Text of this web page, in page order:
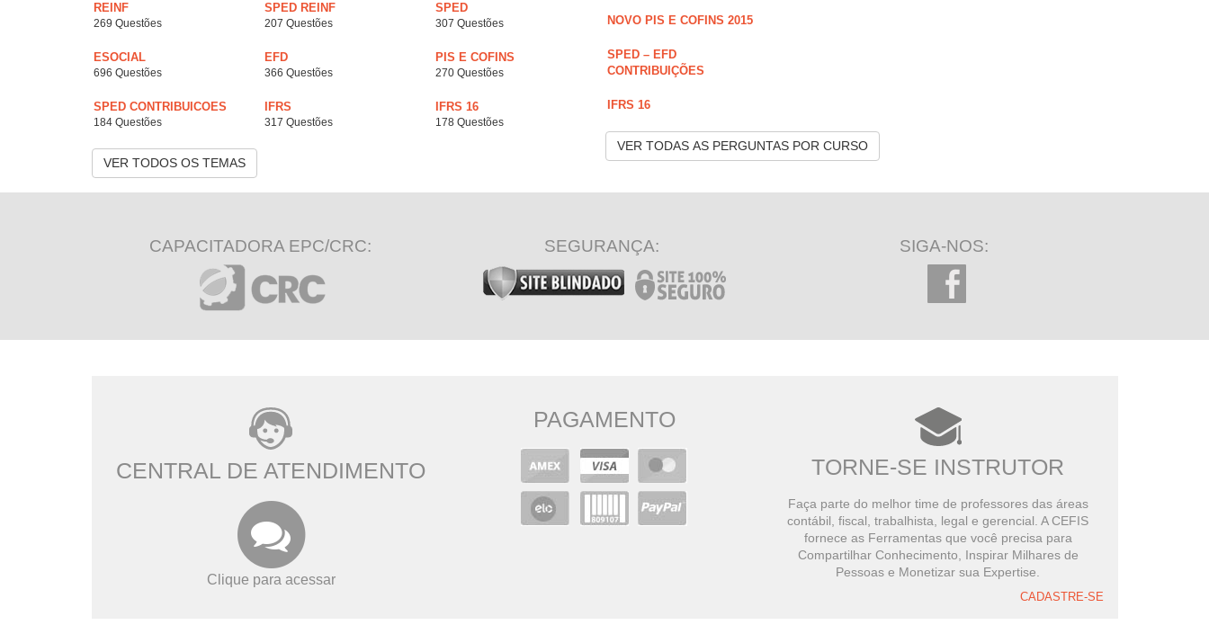
REINF
269 Questões
SPED REINF
207 Questões
SPED
307 Questões
ESOCIAL
696 Questões
EFD
366 Questões
PIS E COFINS
270 Questões
SPED CONTRIBUICOES
184 Questões
IFRS
317 Questões
IFRS 16
178 Questões
VER TODOS OS TEMAS
NOVO PIS E COFINS 2015
SPED – EFD
CONTRIBUIÇÕES
IFRS 16
VER TODAS AS PERGUNTAS POR CURSO
CAPACITADORA EPC/CRC: SEGURANÇA: SIGA-NOS:
CENTRAL DE ATENDIMENTO
Clique para acessar
PAGAMENTO
TORNE-SE INSTRUTOR
Faça parte do melhor time de professores das áreas
contábil, fiscal, trabalhista, legal e gerencial. A CEFIS
fornece as Ferramentas que você precisa para
Compartilhar Conhecimento, Inspirar Milhares de
Pessoas e Monetizar sua Expertise.
CADASTRE-SE